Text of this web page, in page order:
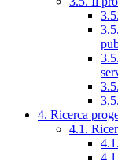
4. Ricerca
4.1.